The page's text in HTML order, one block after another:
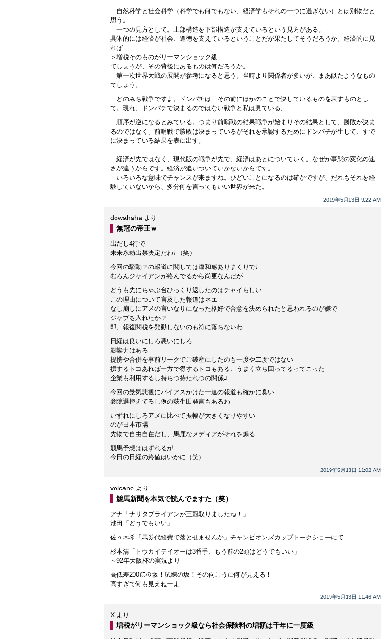
2019年5月13日 9:22 AM
自然科学と社会科学（科学でも何でもない、経済学もそれの一つに過ぎない）とは別物だと
思う。
一つの見方として。上部構造を下部構造が支えているという見方がある。
具体的には経済が社会、道徳を支えているということだが果たしてそうだろうか。経済的に見
れば
＞増税そのものがリーマンショック級
でしょうが、その背後にあるものは何だろうか。
第一次世界大戦の展開が参考になると思う。当時より関係者が多いが、まあ似たようなもの
でしょう。
どのみち戦争ですよ。ドンパチは、その前にほかのことで決しているものを表すものとし
て。現れ、ドンパチで決まるのではない戦争と私は見ている。
順序が逆になるとみている。つまり前哨戦の結果戦争が始まりその結果として、勝敗が決ま
るのではなく、前哨戦で勝敗は決まっているがそれを承認するためにドンパチが生じて、すで
に決まっている結果を表に出す。
経済が先ではなく、現代版の戦争が先で、経済はあとについていく。なぜか事態の変化の速
さが違うからです。経済が追いついていかないからです。
いろいろな意味でチャンスが来ますね。ひどいことになるのは確かですが、だれもそれを経
験していないから、多分何を言ってもいい世界が来た。
dowahaha より
2019年5月13日 11:02 AM
無冠の帝王ｗ
出だし4行で
未来永劫出禁決定だわﾅ（笑）
今回の騒動？の報道に関しては違和感ありまくりでﾅ
むろんジャイアンが絡んでるから尚更なんだが
どうも先にちゃぶ台ひっくり返したのはチャイらしい
この理由について言及した報道はネエ
なし崩しにアメの言いなりになった格好で合意を決められたと思われるのが嫌で
ジャブを入れたか？
即、報復関税を発動しないのも符に落ちないわ
日経は良いにしろ悪いにしろ
影響力はある
提携や合併を事前リークでご破産にしたのも一度や二度ではない
損するトコあれば一方で得するトコもある、うまく立ち回ってるってこった
企業も利用するし持ちつ持たれつの関係ﾖ
今回の景気悲観にバイアスかけた一連の報道も確かに臭い
参院選控えてるし例の荻生田発言もあるわ
いずれにしろアメに比べて振幅が大きくなりやすい
のが日本市場
先物で自由自在だし、馬鹿なメディアがそれを煽る
競馬予想ははずれるが
今日の日経の終値はいかに（笑）
volcano より
2019年5月13日 11:46 AM
競馬新聞を本気で読んでますた（笑）
アナ「ナリタブライアンが三冠取りましたね！」
池田「どうでもいい」
佐々木希「馬券代経費で落とせませんか」チャンピオンズカップトークショーにて
杉本清「トウカイテイオーは3番手、もう前の2頭はどうでもいい」
～92年大阪杯の実況より
高低差200㍍の坂！試練の坂！その向こうに何が見える！
高すぎて何も見えねーよ
X より
増税がリーマンショック級なら社会保険料の増額は千年に一度級